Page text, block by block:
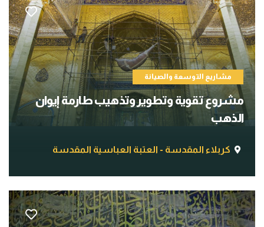
مشاريع التوسعة والصيانة
مشروع تقوية وتطوير وتذهيب طارمة إيوان
الذهب
كربلاء المقدسة - العتبة العباسية المقدسة